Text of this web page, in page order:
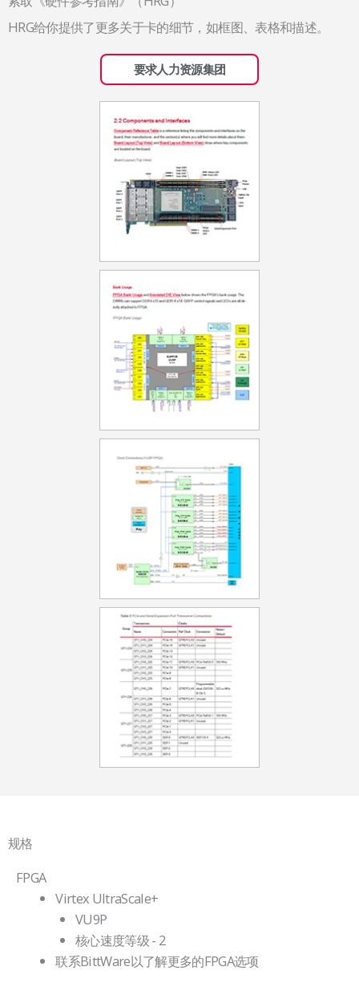
HRG给你提供了更多关于卡的细节，如框图、表格和描述。
要求人力资源集团
规格
FPGA
Virtex UltraScale+
VU9P
核心速度等级 - 2
联系BittWare以了解更多的FPGA选项